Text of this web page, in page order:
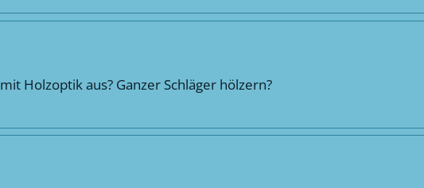
Holzoptik aus? Ganzer Schläger hölzern?